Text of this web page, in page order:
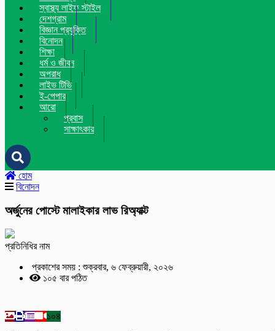
স্বাস্থ্য লাইফ স্টাইল
দেশগ্রাম
বিজ্ঞান প্রযুক্তি
বিনোদন
শিক্ষা
ধর্ম ও জীবন
অপরাধ
লাইভ টিভি
ই-পেপার
আরো
প্রবাস
সাক্ষাৎকার
হোম
বিনোদন
অর্জুনের পোস্টে মালাইকার লাভ রিঅ্যাক্ট
প্রতিনিধির নাম
প্রকাশের সময় : শুক্রবার, ৬ ফেব্রুয়ারী, ২০২৬
১০৫ বার পঠিত
১০৪